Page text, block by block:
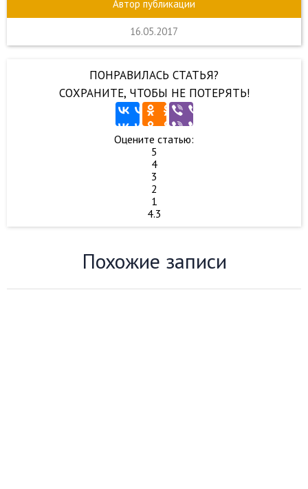
Автор публикации
16.05.2017
ПОНРАВИЛАСЬ СТАТЬЯ?
СОХРАНИТЕ, ЧТОБЫ НЕ ПОТЕРЯТЬ!
Оцените статью:
5
4
3
2
1
4.3
Похожие записи